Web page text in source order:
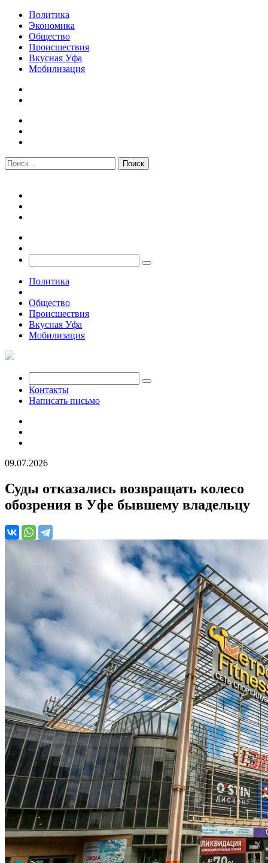
Политика
Экономика
Общество
Происшествия
Вкусная Уфа
Мобилизация
Политика
Общество
Происшествия
Вкусная Уфа
Мобилизация
Контакты
Написать письмо
09.07.2026
Суды отказались возвращать колесо
обозрения в Уфе бывшему владельцу